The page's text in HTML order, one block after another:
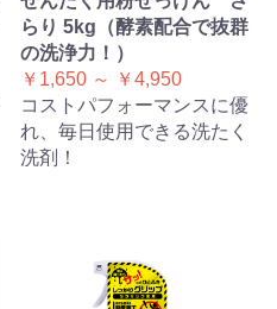
らり 5kg（酵素配合で抜群
の洗浄力！）
￥1,650 ～ ￥4,950
コストパフォーマンスに優
れ、毎日使用できる洗たく
洗剤！